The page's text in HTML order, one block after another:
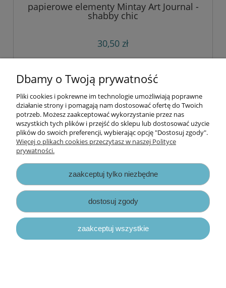
papierowe elementy Mintay Art Journal -
shabby chic
30,50 zł
Dbamy o Twoją prywatność
Pliki cookies i pokrewne im technologie umożliwiają poprawne
działanie strony i pomagają nam dostosować ofertę do Twoich
potrzeb. Możesz zaakceptować wykorzystanie przez nas
wszystkich tych plików i przejść do sklepu lub dostosować użycie
plików do swoich preferencji, wybierając opcję "Dostosuj zgody".
Więcej o plikach cookies przeczytasz w naszej Polityce
prywatności.
zaakceptuj tylko niezbędne
dostosuj zgody
zaakceptuj wszystkie